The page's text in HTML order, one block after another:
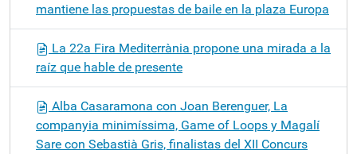
mantiene las propuestas de baile en la plaza Europa
La 22a Fira Mediterrània propone una mirada a la
raíz que hable de presente
Alba Casaramona con Joan Berenguer, La
companyia minimíssima, Game of Loops y Magalí
Sare con Sebastià Gris, finalistas del XII Concurs